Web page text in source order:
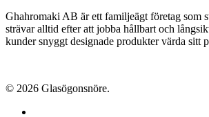
Ghahromaki AB är ett familjeägt företag som
strävar alltid efter att jobba hållbart och
kunder snyggt designade produkter värda sitt
© 2026 Glasögonsnöre.